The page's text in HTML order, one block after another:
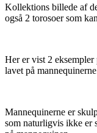
Kollektions billede af
også 2 torosoer som
Her er vist 2
lavet på
Mannequinerne er
som naturligvis ikke er